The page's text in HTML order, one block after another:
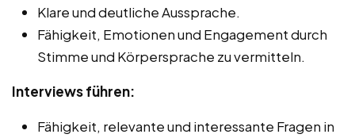
Klare und deutliche Aussprache.
Fähigkeit, Emotionen und Engagement durch
Stimme und Körpersprache zu vermitteln.
Interviews führen:
Fähigkeit, relevante und interessante Fragen in